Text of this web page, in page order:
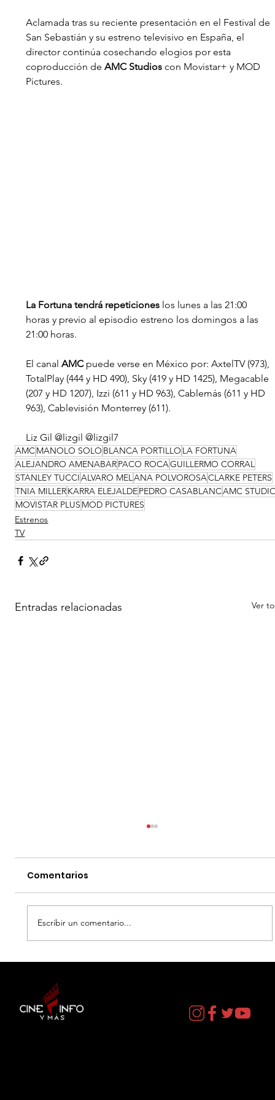
Aclamada tras su reciente presentación en el Festival de
San Sebastián y su estreno televisivo en España, el
director continúa cosechando elogios por esta
coproducción de AMC Studios con Movistar+ y MOD
Pictures.
La Fortuna tendrá repeticiones los lunes a las 21:00
horas y previo al episodio estreno los domingos a las
21:00 horas.
El canal AMC puede verse en México por: AxtelTV (973),
TotalPlay (444 y HD 490), Sky (419 y HD 1425), Megacable
(207 y HD 1207), Izzi (611 y HD 963), Cablemás (611 y HD
963), Cablevisión Monterrey (611).
Liz Gil @lizgil @lizgil7
AMCMANOLO SOLO BLANCA PORTILLO LA FORTUNA
ALEJANDRO AMENABARPACO ROCAGUILLERMO CORRAL
STANLEY TUCCIALVARO MELANA POLVOROSACLARKE PETERS
TNIA MILLERKARRA ELEJALDEPEDRO CASABLANCAMC
MOVISTAR PLUS MOD PICTURES
Estrenos
TV
Entradas relacionadas Ver
CURIOSOS por LIZ GIL
Comentarios
Escribir un comentario...